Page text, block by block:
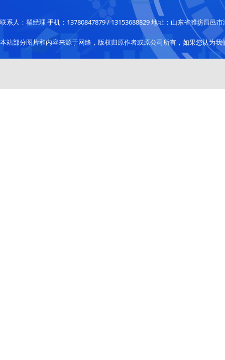
联系人：翟经理 手机：13780847879 / 13153688829 地址：山东省潍坊昌邑
本站部分图片和内容来源于网络，版权归原作者或原公司所有，如果您认为